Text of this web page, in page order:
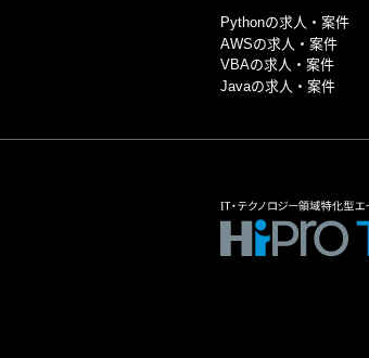
Pythonの求人・案件
AWSの求人・案件
VBAの求人・案件
Javaの求人・案件